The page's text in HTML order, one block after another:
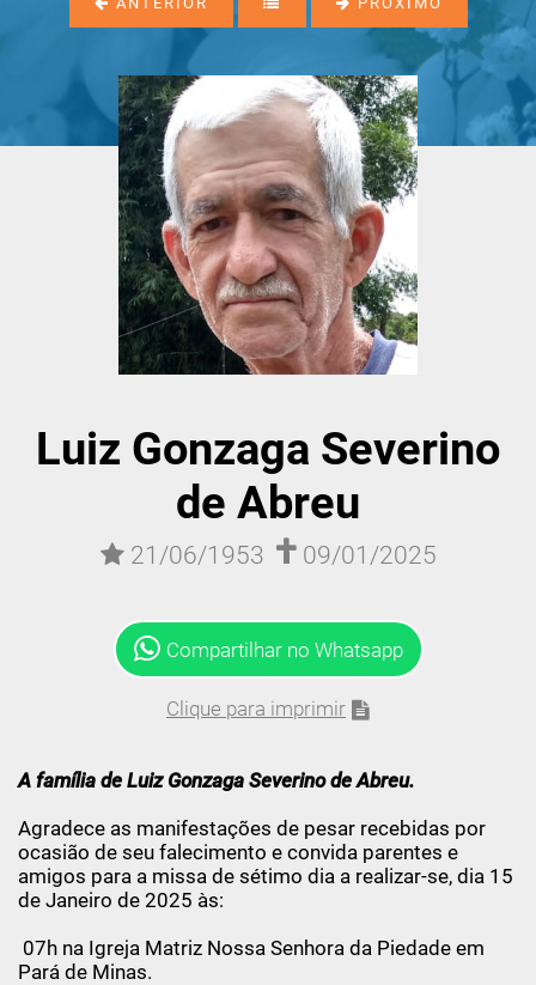
Luiz Gonzaga Severino
de Abreu
21/06/1953 09/01/2025
Compartilhar no Whatsapp
Clique para imprimir
A família de Luiz Gonzaga Severino de Abreu.
Agradece as manifestações de pesar recebidas por
ocasião de seu falecimento e convida parentes e
amigos para a missa de sétimo dia a realizar-se, dia 15
de Janeiro de 2025 às:
07h na Igreja Matriz Nossa Senhora da Piedade em
Pará de Minas.